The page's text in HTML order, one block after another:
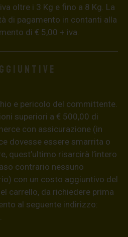
oltre i 3 Kg e fino a 8 Kg. La
di pagamento in contanti alla
di € 5,00 + iva.
e pericolo del committente.
superiori a € 500,00 di
con assicurazione (in
dovesse essere smarrita o
quest’ultimo risarcirà l’intero
contrario nessuno
con un costo aggiuntivo del
carrello, da richiedere prima
al seguente indirizzo: